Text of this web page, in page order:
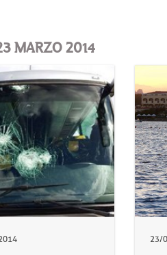
MARZO 2014
23/